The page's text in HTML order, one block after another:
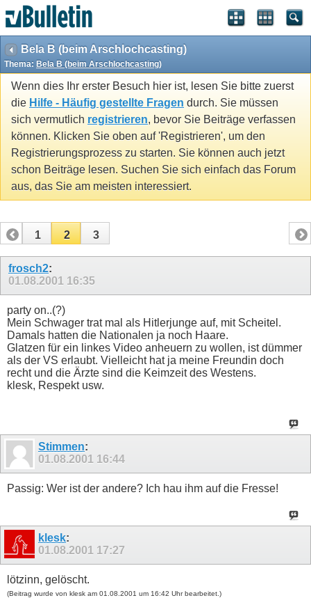
Bela B (beim Arschlochcasting)
Thema: Bela B (beim Arschlochcasting)
Wenn dies Ihr erster Besuch hier ist, lesen Sie bitte zuerst
die Hilfe - Häufig gestellte Fragen durch. Sie müssen
sich vermutlich registrieren, bevor Sie Beiträge verfassen
können. Klicken Sie oben auf 'Registrieren', um den
Registrierungsprozess zu starten. Sie können auch jetzt
schon Beiträge lesen. Suchen Sie sich einfach das Forum
aus, das Sie am meisten interessiert.
1 2 3
frosch2:
01.08.2001 16:35
party on..(?)
Mein Schwager trat mal als Hitlerjunge auf, mit Scheitel.
Damals hatten die Nationalen ja noch Haare.
Glatzen für ein linkes Video anheuern zu wollen, ist dümmer
als der VS erlaubt. Vielleicht hat ja meine Freundin doch
recht und die Ärzte sind die Keimzeit des Westens.
klesk, Respekt usw.
Stimmen:
01.08.2001 16:44
Passig: Wer ist der andere? Ich hau ihm auf die Fresse!
klesk:
01.08.2001 17:27
lötzinn, gelöscht.
(Beitrag wurde von klesk am 01.08.2001 um 16:42 Uhr bearbeitet.)